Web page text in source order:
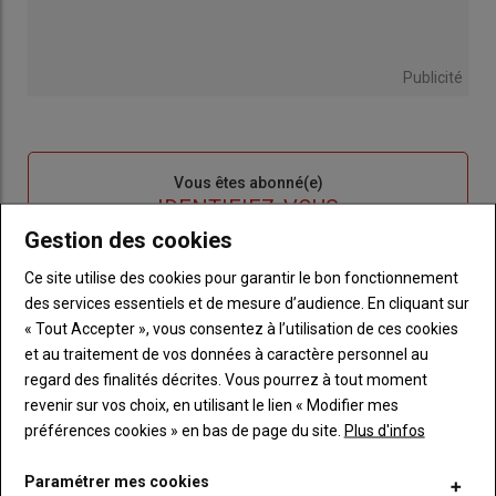
Publicité
titre
Vous êtes abonné(e)
TITRE IDENTIFIEZ-VOUS
Body
Connectez-vous à votre compte pour profiter
de votre abonnement
Lien
"Créer
un
nouveau
compte"
Créer un nouveau compte
Lien
"Réinitialiser
votre
mot
passe"
Réinitialiser votre mot de passe
Lien
"Je
connecte"
Je me connecte
Gestion des cookies
Ce site utilise des cookies pour garantir le bon fonctionnement
des services essentiels et de mesure d’audience. En cliquant sur
« Tout Accepter », vous consentez à l’utilisation de ces cookies
et au traitement de vos données à caractère personnel au
regard des finalités décrites. Vous pourrez à tout moment
revenir sur vos choix, en utilisant le lien « Modifier mes
préférences cookies » en bas de page du site. Plus d'infos
Paramétrer mes cookies